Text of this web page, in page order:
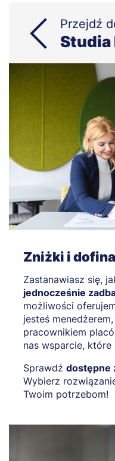
Przejdź
Studia
Zniżki i
Zastanawiasz się,
jednocześnie
możliwości
jesteś
pracownikiem
nas wsparcie,
Sprawdź dostępne
Wybierz
Twoim potrzebom!